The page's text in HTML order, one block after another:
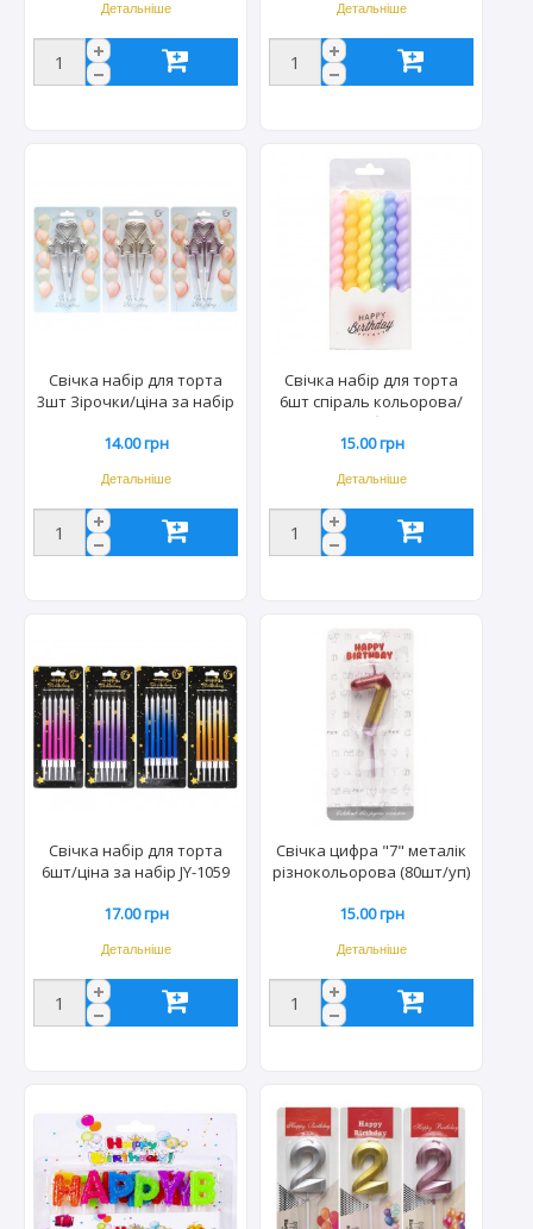
Детальніше Детальніше
Свічка набір для торта
3шт Зірочки/ціна за набір
14.00 грн
Детальніше
Свічка набір для торта
6шт спіраль кольорова/
ціна за набір TL-1047
15.00 грн
Детальніше
Свічка набір для торта
6шт/ціна за набір JY-1059
17.00 грн
Детальніше
Свічка цифра "7" металік
різнокольорова (80шт/уп)
15.00 грн
Детальніше